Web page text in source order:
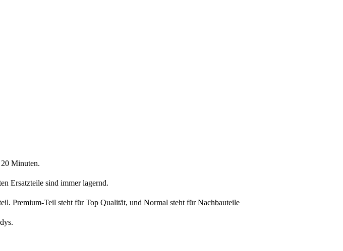
Minuten.
Ersatzteile sind immer lagernd.
Premium-Teil steht für Top Qualität, und Normal steht für Nachbauteile